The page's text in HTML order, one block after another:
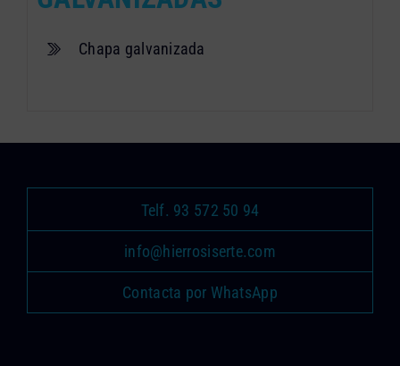
Chapa galvanizada
Telf. 93 572 50 94
info@hierrosiserte.com
Contacta por WhatsApp